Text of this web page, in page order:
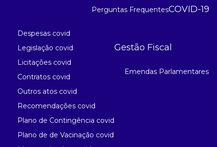
Perguntas FrequentesCOVID-19
Despesas covid
Legislação covid
Licitações covid
Contratos covid
Outros atos covid
Recomendações covid
Plano de Contingência covid
Plano de de Vacinação covid
Gestão Fiscal
Emendas Parlamentares